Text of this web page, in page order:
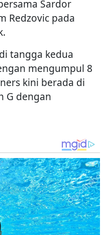
Sardor
Redzovic pada
tangga kedua
mengumpul 8
kini berada di
G dengan